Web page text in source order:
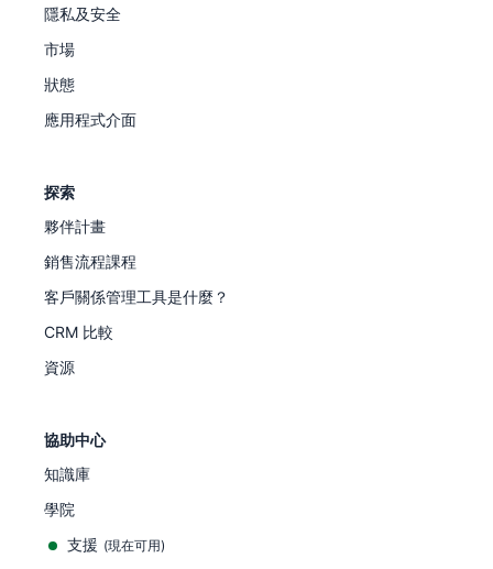
隱私及安全
市場
狀態
應用程式介面
探索
夥伴計畫
銷售流程課程
客戶關係管理工具是什麼？
CRM 比較
資源
協助中心
知識庫
學院
支援 (現在可用)